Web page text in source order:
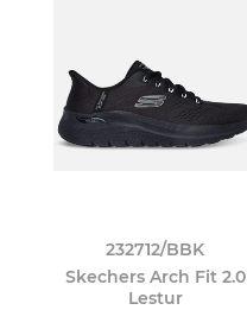
232712/BBK
Skechers Arch Fit 2.0
Lestur